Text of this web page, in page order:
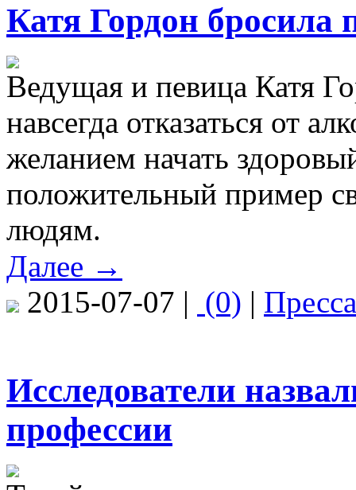
Катя Гордон бросила
Ведущая и певица Катя
навсегда отказаться от
желанием начать
положительный пример
людям.
Далее →
2015-07-07 | (0) | Пресса
Исследователи
профессии